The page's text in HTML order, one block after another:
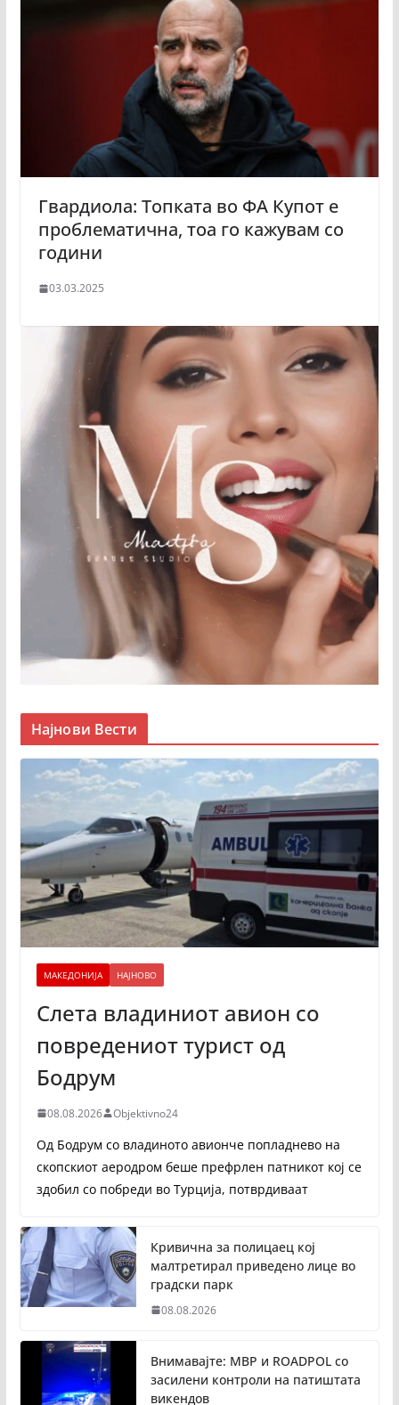
Гвардиола: Топката во ФА Купот е
проблематична, тоа го кажувам со
години
03.03.2025
Најнови Вести
МАКЕДОНИЈА НАЈНОВО
Слета владиниот авион со
повредениот турист од
Бодрум
08.08.2026 Objektivno24
Од Бодрум со владиното авионче попладнево на
скопскиот аеродром беше префрлен патникот кој се
здобил со побреди во Турција, потврдиваат
Кривична за полицаец кој
малтретирал приведено лице во
градски парк
08.08.2026
Внимавајте: МВР и ROADPOL со
засилени контроли на патиштата
викендов